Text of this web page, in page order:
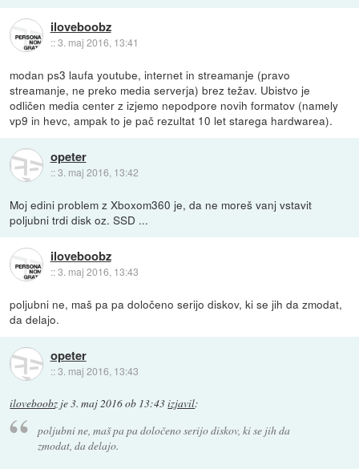
iloveboobz
::3. maj 2016, 13:41
modan ps3 laufa youtube, internet in streamanje (pravo
streamanje, ne preko media serverja) brez težav. Ubistvo je
odličen media center z izjemo nepodpore novih formatov (namely
vp9 in hevc, ampak to je pač rezultat 10 let starega hardwarea).
opeter
::3. maj 2016, 13:42
Moj edini problem z Xboxom360 je, da ne moreš vanj vstavit
poljubni trdi disk oz. SSD ...
iloveboobz
::3. maj 2016, 13:43
poljubni ne, maš pa pa določeno serijo diskov, ki se jih da zmodat,
da delajo.
opeter
::3. maj 2016, 13:43
iloveboobz je3. maj 2016 ob 13:43izjavil:
poljubni ne, maš pa pa določeno serijo diskov, ki se jih da
zmodat, da delajo.